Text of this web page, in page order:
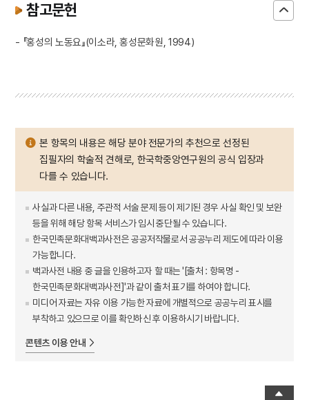
참고문헌
- 『홍성의 노동요』(이소라, 홍성문화원, 1994)
본 항목의 내용은 해당 분야 전문가의 추천으로 선정된
집필자의 학술적 견해로, 한국학중앙연구원의 공식 입장과
다를 수 있습니다.
사실과 다른 내용, 주관적 서술 문제 등이 제기된 경우 사실 확인 및 보완
등을 위해 해당 항목 서비스가 임시 중단될 수 있습니다.
한국민족문화대백과사전은 공공저작물로서 공공누리 제도에 따라 이용
가능합니다.
백과사전 내용 중 글을 인용하고자 할 때는 '[출처 : 항목명 -
한국민족문화대백과사전]'과 같이 출처 표기를 하여야 합니다.
미디어 자료는 자유 이용 가능한 자료에 개별적으로 공공누리 표시를
부착하고 있으므로 이를 확인하신 후 이용하시기 바랍니다.
콘텐츠 이용 안내